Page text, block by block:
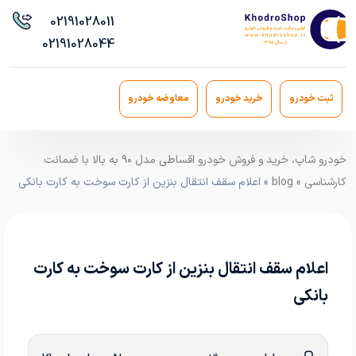
02191028011
02191028044
ثبت خودرو خرید خودرو معاوضه خودرو
خودرو شاپ، خرید و فروش خودرو اقساطی مدل ۹۰ به بالا با ضمانت
کارشناسی »
blog » اعلام سقف انتقال بنزین از کارت سوخت به کارت بانکی
اعلام سقف انتقال بنزین از کارت سوخت به کارت
بانکی